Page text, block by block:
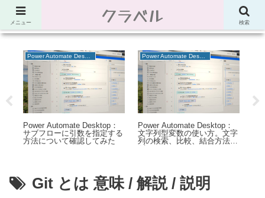
節約、こだわり、使い道。「決め手」がわかる比較サイト。でしたが最近は雑
多なブログ
Power Automate Desktop
Power Automate Desktop：
サブフローに引数を指定する
方法について確認してみた
Power Automate Desktop
Power Automate Desktop：
文字列型変数の使い方。文字
列の検索、比較、結合方法な
Git とは 意味 / 解説 / 説明
メニュー クラベル 検索